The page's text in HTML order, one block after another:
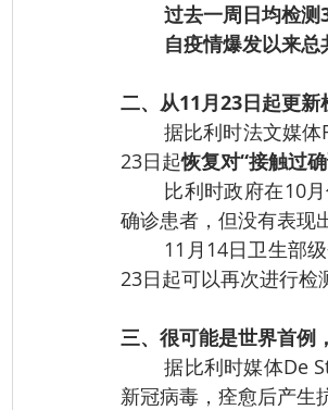
过去一周日均检测
自疫情爆发以来总
二、从11月23日起更新
据比利时法文媒体
23日起恢复对“接触过
比利时政府在10
确诊患者，但没有表现
11月14日卫生部
23日起可以再次进行检
三、很可能是世界首例
据比利时媒体De
新冠病毒，痊愈后产生